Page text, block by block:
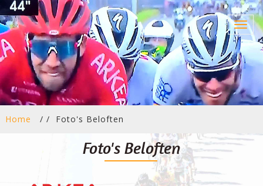
Home / / Foto's Beloften
Foto's Beloften